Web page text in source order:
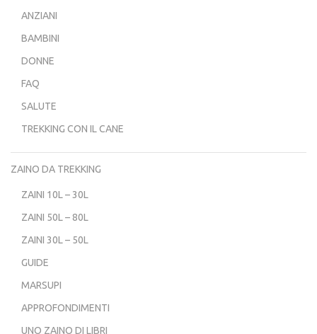
ANZIANI
BAMBINI
DONNE
FAQ
SALUTE
TREKKING CON IL CANE
ZAINO DA TREKKING
ZAINI 10L – 30L
ZAINI 50L – 80L
ZAINI 30L – 50L
GUIDE
MARSUPI
APPROFONDIMENTI
UNO ZAINO DI LIBRI